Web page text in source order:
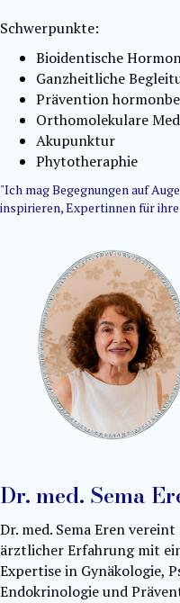
Schwerpunkte:
Bioidentische
Ganzheitliche
Prävention
⁠Orthomolekulare
Akupunktur
Phytotheraphie
"Ich mag Begegnungen auf
inspirieren, Expertinnen für ihre
Dr. med. Sema
Dr. med. Sema Eren
ärztlicher Erfahrung mit
Expertise in Gynäkologie,
Endokrinologie und